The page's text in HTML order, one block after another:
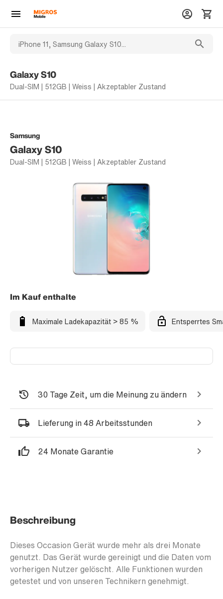
Galaxy S10
Dual-SIM | 512GB | Weiss | Akzeptabler Zustand
Samsung
Galaxy S10
Dual-SIM | 512GB | Weiss | Akzeptabler Zustand
Im Kauf enthalte
Maximale Ladekapazität > 85 % Entsperrtes
30 Tage Zeit, um die Meinung zu ändern
Lieferung in 48 Arbeitsstunden
24 Monate Garantie
Beschreibung
Dieses Occasion Gerät wurde mehr als drei Monate
genutzt. Das Gerät wurde gereinigt und die Daten vom
vorherigen Nutzer gelöscht. Alle Funktionen wurden
getestet und von unseren Technikern genehmigt.